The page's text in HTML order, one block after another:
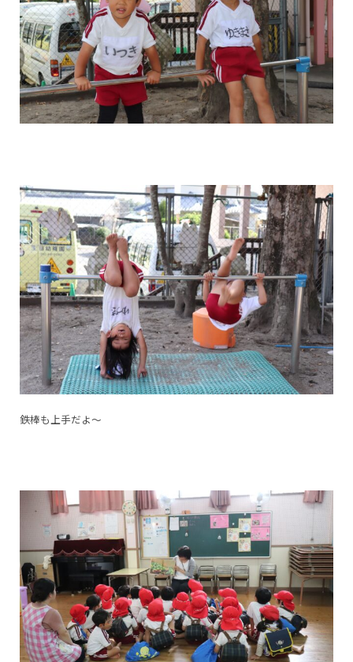
鉄棒も上手だよ～